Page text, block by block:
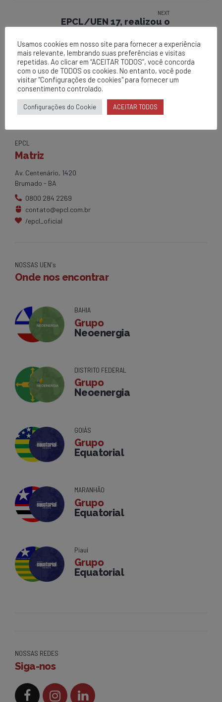
turmas de *(Construção - OOE e
Pesada)*, na oportunidade foram
realizadas diversas ações.
NEXT
EPCL/UEN 17, realizou o
localidade de Bom Jesus da Lapa.
EPCL
Matriz
Av. Centenário, 1420
Brumado - BA
0800 284 2269
contato@epcl.com.br
/epcl_oficial
NOSSAS UEN's
Onde nos encontrar
BAHIA
Grupo
Neoenergia
DISTRITO FEDERAL
Grupo
Neoenergia
GOIÁS
Grupo
Equatorial
MARANHÃO
Grupo
Equatorial
Piauí
Grupo
Equatorial
NOSSAS REDES
Siga-nos
Usamos cookies em nosso site para fornecer a experiência
mais relevante, lembrando suas preferências e visitas
repetidas. Ao clicar em “ACEITAR TODOS”, você concorda
com o uso de TODOS os cookies. No entanto, você pode
visitar "Configurações de cookies" para fornecer um
consentimento controlado.
Configurações do Cookie ACEITAR TODOS